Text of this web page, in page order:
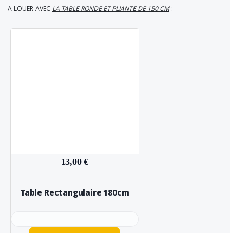
A LOUER AVEC LA TABLE RONDE ET PLIANTE DE 150 CM:
13,00 €
Table Rectangulaire 180cm